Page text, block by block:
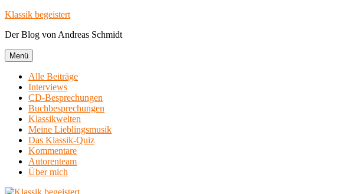
Zum
springen
Klassik begeistert
Der Blog von Andreas Schmidt
Menü
Alle Beiträge
Interviews
CD-Besprechungen
Buchbesprechungen
Klassikwelten
Meine Lieblingsmusik
Das Klassik-Quiz
Kommentare
Autorenteam
Über mich